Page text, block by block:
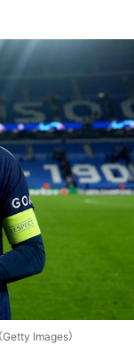
Images）